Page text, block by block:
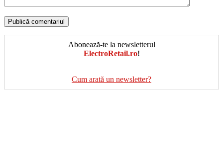
Abonează-te la newsletterul
ElectroRetail.ro!
Cum arată un newsletter?